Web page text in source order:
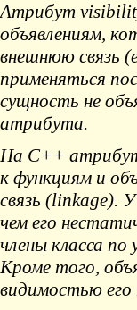
Атрибут
объявлениям,
внешнюю связь
применяться
сущность не
атрибута.
На C++
к функциям и
связь (linkage).
чем его
члены класса
Кроме того,
видимостью